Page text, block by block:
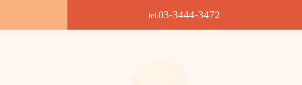
tel.03-3444-3472